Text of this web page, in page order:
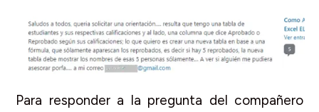
Para responder a la pregunta del compañero